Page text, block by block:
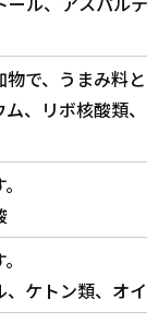
で、うまみ料と
ム、リボ核酸類、
、ケトン類、オイ